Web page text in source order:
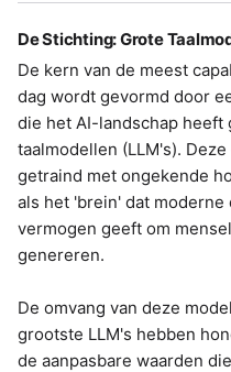
De Stichting: Grote
De kern van de meest
dag wordt gevormd door
die het AI-landschap
taalmodellen (LLM's).
getraind met ongekende
als het 'brein' dat
vermogen geeft om
genereren.
De omvang van deze
grootste LLM's hebben
de aanpasbare waarden